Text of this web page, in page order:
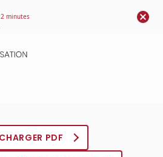
minutes
PDF